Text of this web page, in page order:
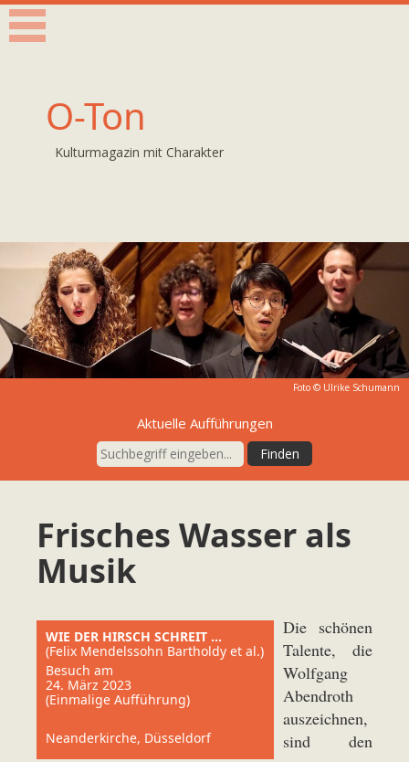
O-Ton
Kulturmagazin mit Charakter
Foto © Ulrike Schumann
Aktuelle Aufführungen
Frisches Wasser als
Musik
WIE DER HIRSCH SCHREIT …
(Felix Mendelssohn Bartholdy et al.)
Besuch am
24. März 2023
(Einmalige Aufführung)
Neanderkirche, Düsseldorf
Die schönen
Talente, die
Wolfgang
Abendroth
auszeichnen,
sind den